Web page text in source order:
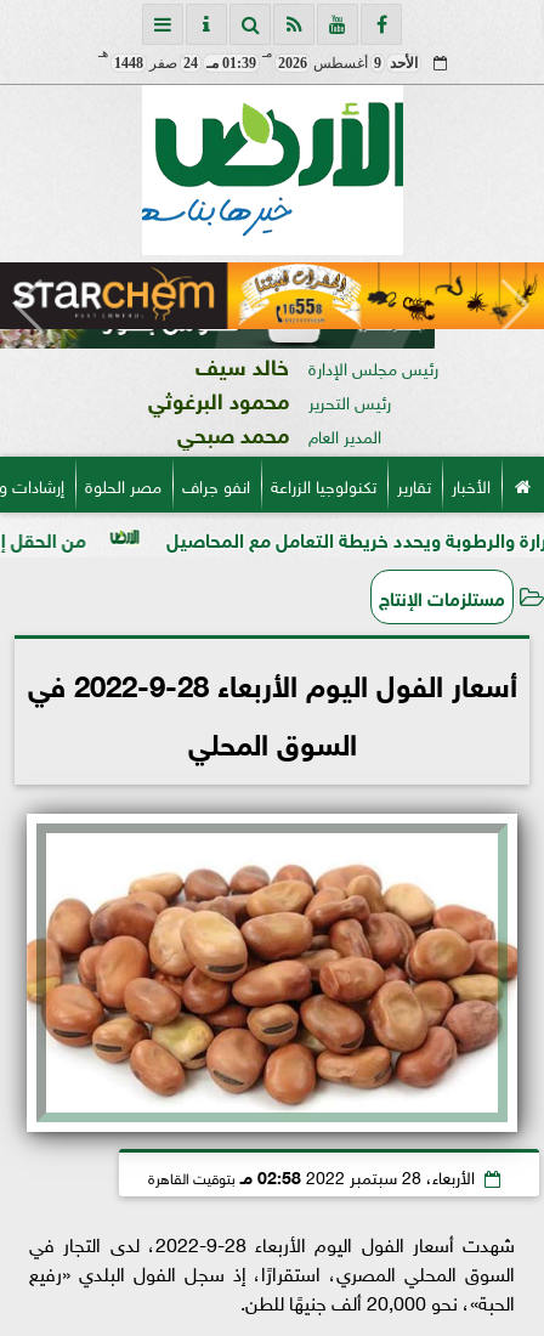
الأحد 9 أغسطس2026
مـ
01:39 مـ 24 صفر1448
هـ
رئيس مجلس الإدارة خالد سيف
رئيس التحرير محمود البرغوثي
المدير العام محمد صبحي
الأخبار تقارير تكنولوجيا الزراعة انفو جراف مصر الحلوة
من الحقل إلى ويحدد خريطة التعامل مع المحاصيل
مستلزمات الإنتاج
أسعار الفول اليوم الأربعاء 28-9-2022 في
السوق المحلي
الأربعاء، 28 سبتمبر 2022 02:58 مـ بتوقيت القاهرة
شهدت أسعار الفول اليوم الأربعاء 28-9-2022، لدى التجار في
السوق المحلي المصري، استقرارًا، إذ سجل الفول البلدي «رفيع
الحبة»، نحو 20,000 ألف جنيهًا للطن.